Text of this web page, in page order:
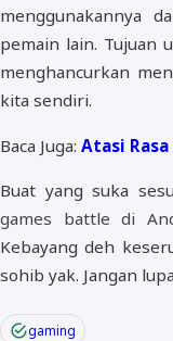
menggunakannya
pemain lain. Tujuan
menghancurkan
kita sendiri.
Baca Juga: Atasi
Buat yang suka
games battle di
Kebayang deh
sohib yak. Jangan
gaming